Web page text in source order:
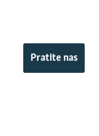
Pratite nas